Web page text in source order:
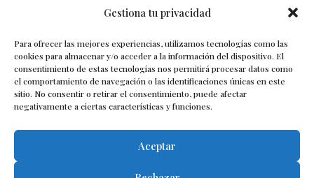
Gestiona tu privacidad
Para ofrecer las mejores experiencias, utilizamos tecnologías como las
cookies para almacenar y/o acceder a la información del dispositivo. El
consentimiento de estas tecnologías nos permitirá procesar datos como
el comportamiento de navegación o las identificaciones únicas en este
sitio. No consentir o retirar el consentimiento, puede afectar
negativamente a ciertas características y funciones.
Aceptar
Sobrecalentamiento del motor
Suspensión neumática taller talleres
talleres mecánicos taller mecánico
Termostato automotriz vehículo vehículos
Volkswagen